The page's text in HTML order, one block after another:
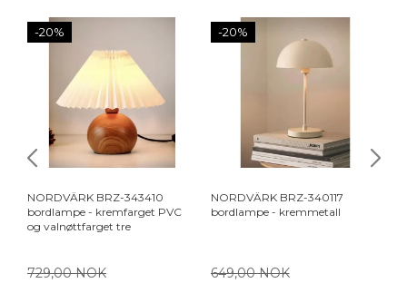
-20%
NORDVÄRK BRZ-343410
bordlampe - kremfarget PVC
og valnøttfarget tre
729,00 NOK
-20%
NORDVÄRK BRZ-340117
bordlampe - kremmetall
649,00 NOK